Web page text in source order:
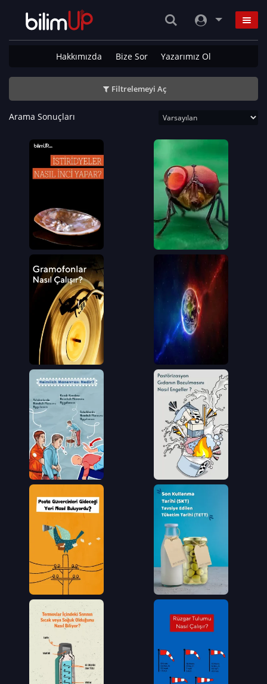
Hakkımızda Bize Sor Yazarımız Ol
Filtrelemeyi Aç
Arama Sonuçları